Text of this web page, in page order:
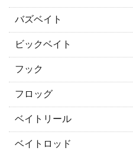
バズベイト
ビックベイト
フック
フロッグ
ベイトリール
ベイトロッド